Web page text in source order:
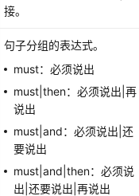
接。
句子分组的表达式。
must：必须说出
must|then：必须说出|再
说出
must|and：必须说出|还
要说出
must|and|then：必须说
出|还要说出|再说出